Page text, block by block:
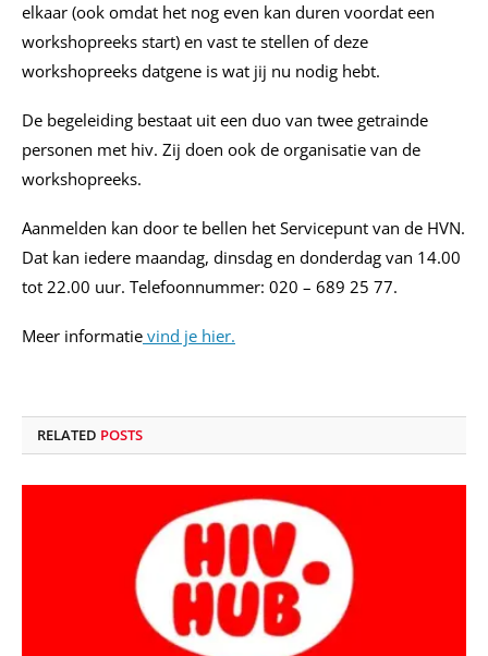
elkaar (ook omdat het nog even kan duren voordat een
workshopreeks start) en vast te stellen of deze
workshopreeks datgene is wat jij nu nodig hebt.
De begeleiding bestaat uit een duo van twee getrainde
personen met hiv. Zij doen ook de organisatie van de
workshopreeks.
Aanmelden kan door te bellen het Servicepunt van de HVN.
Dat kan iedere maandag, dinsdag en donderdag van 14.00
tot 22.00 uur. Telefoonnummer: 020 – 689 25 77.
Meer informatie vind je hier.
RELATED POSTS